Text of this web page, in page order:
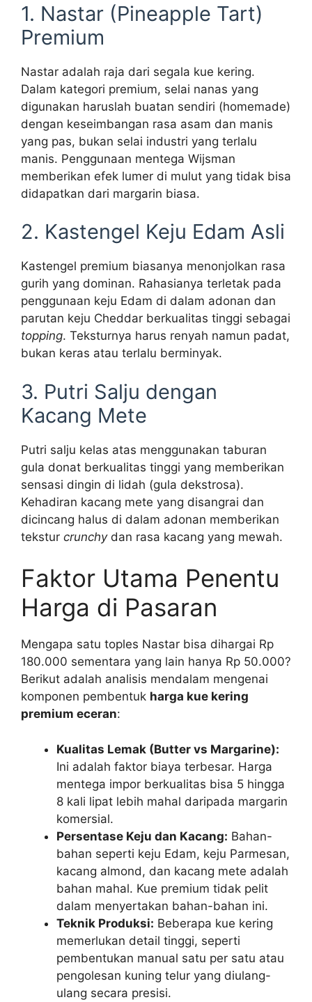
1. Nastar (Pineapple Tart)
Premium
Nastar adalah raja dari segala kue kering.
Dalam kategori premium, selai nanas yang
digunakan haruslah buatan sendiri (homemade)
dengan keseimbangan rasa asam dan manis
yang pas, bukan selai industri yang terlalu
manis. Penggunaan mentega Wijsman
memberikan efek lumer di mulut yang tidak bisa
didapatkan dari margarin biasa.
2. Kastengel Keju Edam Asli
Kastengel premium biasanya menonjolkan rasa
gurih yang dominan. Rahasianya terletak pada
penggunaan keju Edam di dalam adonan dan
parutan keju Cheddar berkualitas tinggi sebagai
topping. Teksturnya harus renyah namun padat,
bukan keras atau terlalu berminyak.
3. Putri Salju dengan
Kacang Mete
Putri salju kelas atas menggunakan taburan
gula donat berkualitas tinggi yang memberikan
sensasi dingin di lidah (gula dekstrosa).
Kehadiran kacang mete yang disangrai dan
dicincang halus di dalam adonan memberikan
tekstur crunchydan rasa kacang yang mewah.
Faktor Utama Penentu
Harga di Pasaran
Mengapa satu toples Nastar bisa dihargai Rp
180.000 sementara yang lain hanya Rp 50.000?
Berikut adalah analisis mendalam mengenai
komponen pembentuk harga kue kering
premium eceran:
Kualitas Lemak (Butter vs Margarine):
Ini adalah faktor biaya terbesar. Harga
mentega impor berkualitas bisa 5 hingga
8 kali lipat lebih mahal daripada margarin
komersial.
Persentase Keju dan Kacang: Bahan-
bahan seperti keju Edam, keju Parmesan,
kacang almond, dan kacang mete adalah
bahan mahal. Kue premium tidak pelit
dalam menyertakan bahan-bahan ini.
Teknik Produksi: Beberapa kue kering
memerlukan detail tinggi, seperti
pembentukan manual satu per satu atau
pengolesan kuning telur yang diulang-
ulang secara presisi.